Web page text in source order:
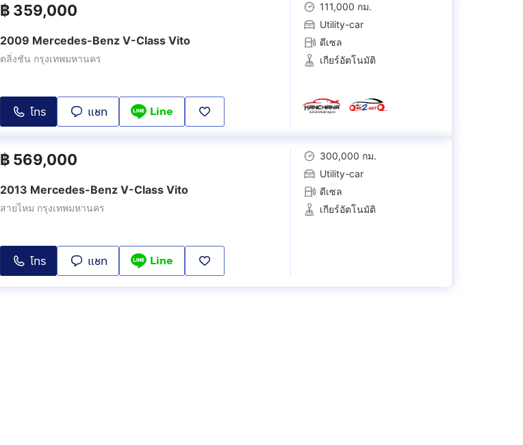
฿ 359,000
2009 Mercedes-Benz V-Class Vito
ตลิ่งชัน กรุงเทพมหานคร
โทร แชท Line
111,000 กม.
Utility-car
ดีเซล
เกียร์อัตโนมัติ
฿ 569,000
2013 Mercedes-Benz V-Class Vito
สายไหม กรุงเทพมหานคร
โทร แชท Line
300,000 กม.
Utility-car
ดีเซล
เกียร์อัตโนมัติ